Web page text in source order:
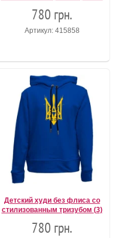
780 грн.
Артикул: 415858
Детский худи без флиса со
стилизованным тризубом (3)
780 грн.